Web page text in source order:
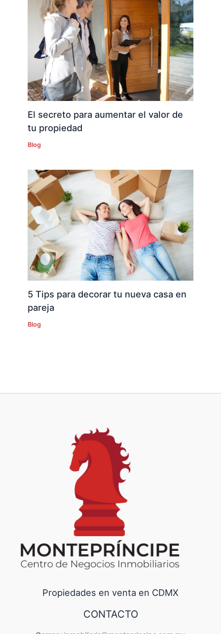
El secreto para aumentar el valor de
tu propiedad
Blog
5 Tips para decorar tu nueva casa en
pareja
Blog
Propiedades en venta en CDMX
CONTACTO